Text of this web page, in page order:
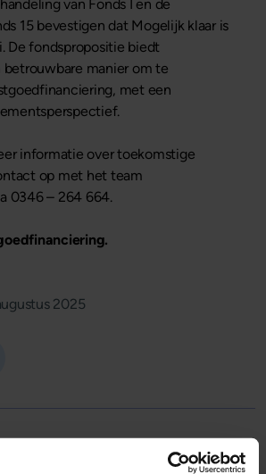
van Fonds I en de
15 bevestigen dat Mogelijk klaar is
De fondspropositie biedt
betrouwbare manier om te
met een
informatie over toekomstige
op met het team
0346 – 264 664.
2025
via email